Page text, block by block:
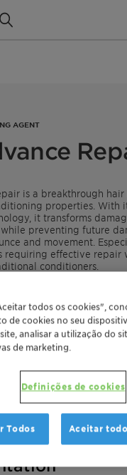
AGENT
is a breakthrough
properties. With
it transforms
while preventing future
and movement.
requiring effective repair
conditioners.
Entre em contato
Solicitar amostra
Peça uma cotação
todos os cookies",
de cookies no seu
analisar a utilização do
de marketing.
Definições de cookies
Todos Aceitar